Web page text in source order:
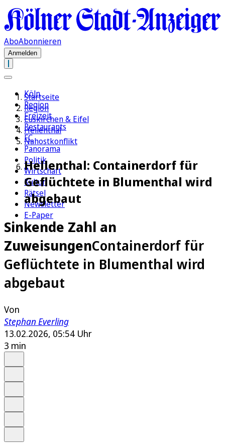
AboAbonnieren
Anmelden
Köln
Region
Freizeit
Restaurants
FC
Panorama
Politik
Wirtschaft
Kultur
Rätsel
Newsletter
E-Paper
Startseite
Region
Euskirchen & Eifel
Hellenthal
Nahostkonflikt
Hellenthal: Containerdorf für
Geflüchtete in Blumenthal wird
abgebaut
Sinkende Zahl an
ZuweisungenContainerdorf für
Geflüchtete in Blumenthal wird
abgebaut
Von
Stephan Everling
13.02.2026, 05:54 Uhr
3 min